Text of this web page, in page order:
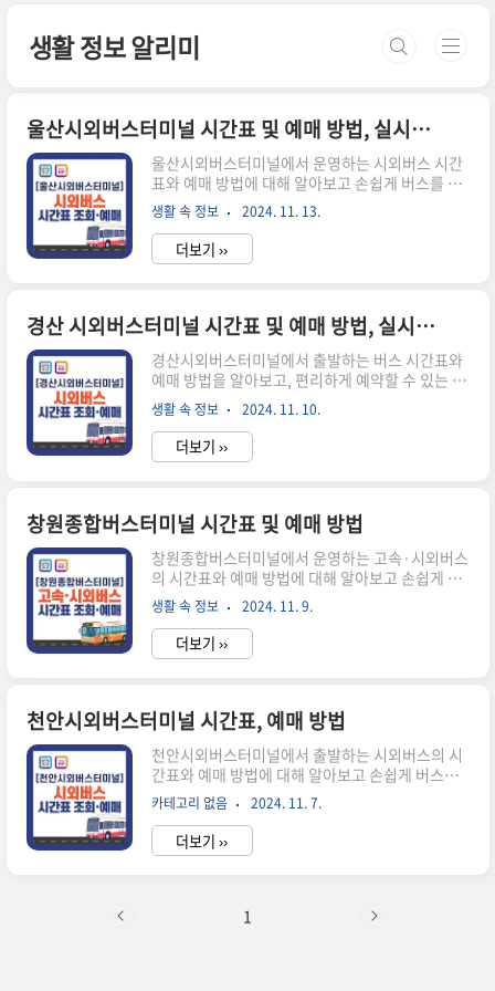
생활 정보 알리미
울산시외버스터미널 시간표 및 예매 방법, 실시간 잔여석 알아보기
울산시외버스터미널에서 운영하는 시외버스 시간
표와 예매 방법에 대해 알아보고 손쉽게 버스를 예
약할 수 있는 방법을 안내해 드리겠습니다.단, 시간
표는 수시로 변경될 수 있으니 실시간 시간표와 잔
여석이 조회되는 온라인 조회방법을 알려드리겠습
니다. 그리고, 혹시나 예매 취소를 해야 하는 경우
다.🔽버스터미널 시간표 조회하기 시외버스 시간
표 조회 및 승차권 예매방법시간표 조회 방법울산
시외버스터미널의 시외버스 시간표는 온라인을 통
해 간편하게 조회해 볼 수 있습니다. 아래의 순서대
로 진행하시면 쉽게 원하는 시간대의 버스를 찾을
수 있습니다. 시외버스 시간표 조회하기 1. 아래의
홈페이지(👉바로가기)를 통해 원하는 출..
생활 속 정보 2024. 11. 13.
더보기 ››
경산 시외버스터미널 시간표 및 예매 방법, 실시간 잔여석 알아보기
경산시외버스터미널에서 출발하는 버스 시간표와
예매 방법을 알아보고, 편리하게 예약할 수 있는 방
법을 소개해 드리겠습니다. 버스 시간표는 변경될
수 있으므로 실시간으로 확인 가능한 온라인 조회
방법을 함께 안내드리며, 남은 좌석 현황도 쉽게 확
인하실 수 있도록 설명하겠습니다. 또한, 예매 후
가능합니다.🔽버스터미널 시간표 조회하기 시외
버스 시간표 조회 및 승차권 예매방법시간표 조회
방법경산시외버스터미널의 시외버스 시간표는 온
라인을 통해 간편하게 조회해볼 수 있습니다. 아래
의 순서대로 진행하시면 쉽게 원하는 시간대의 버
스를 찾을 수 있습니다. 시외버스 시간표 조회하
기 1. 아래의 홈페이지(👉바로가기)를..
생활 속 정보 2024. 11. 10.
더보기 ››
창원종합버스터미널 시간표 및 예매 방법
창원종합버스터미널에서 운영하는 고속·시외버스
의 시간표와 예매 방법에 대해 알아보고 손쉽게 버
스를 예약할 수 있는 방법을 안내해 드리고 실제 시
간표 조회결과를 알아보겠습니다. 그리고 예매 취
소를 해야 하는 경우 발생하는 취소수수료에 대해
서도 함께 알아보겠습니다. 🔽시간표 및 잔여 좌석
간표 조회 방법창원종합버스터미널의 고속버스 시
간표는 온라인을 통해 간편하게 조회해 볼 수 있습
니다. 아래의 순서대로 진행하시면 쉽게 원하는 시
간대의 버스를 찾을 수 있습니다. 고속버스 시간표
조회하기 1. 아래의 홈페이지(👉바로가기)를 통해
원하는 출발지와 원하는 도착지를 선택합니다.2.
원하는 날짜와 시간 선택 합니다. * 출발..
생활 속 정보 2024. 11. 9.
더보기 ››
천안시외버스터미널 시간표, 예매 방법
천안시외버스터미널에서 출발하는 시외버스의 시
간표와 예매 방법에 대해 알아보고 손쉽게 버스를
예약할 수 있는 방법을 안내해 드리겠습니다. 그리
고, 혹시나 예매 취소를 해야 하는 경우 발생하는 취
소수수료에 대해서도 함께 알아보겠습니다. 🔽시
간표 및 잔여 좌석수 확인이 가능합니다.🔽버스터
미널의 시간표는 온라인을 통해 간편하게 조회해
카테고리 없음 2024. 11. 7.
더보기 ››
1